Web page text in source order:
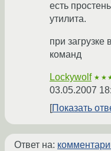
есть
утилита.
при загрузке
команд
Lockywolf
03.05.2007
Показать
Ответ на: